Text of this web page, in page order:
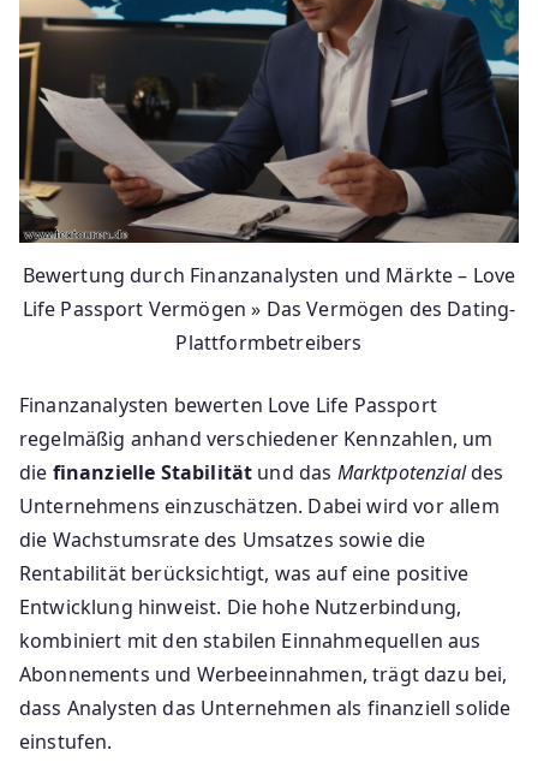
Bewertung durch Finanzanalysten und Märkte – Love
Life Passport Vermögen » Das Vermögen des Dating-
Plattformbetreibers
Finanzanalysten bewerten Love Life Passport
regelmäßig anhand verschiedener Kennzahlen, um
die finanzielle Stabilität und das Marktpotenzialdes
Unternehmens einzuschätzen. Dabei wird vor allem
die Wachstumsrate des Umsatzes sowie die
Rentabilität berücksichtigt, was auf eine positive
Entwicklung hinweist. Die hohe Nutzerbindung,
kombiniert mit den stabilen Einnahmequellen aus
Abonnements und Werbeeinnahmen, trägt dazu bei,
dass Analysten das Unternehmen als finanziell solide
einstufen.